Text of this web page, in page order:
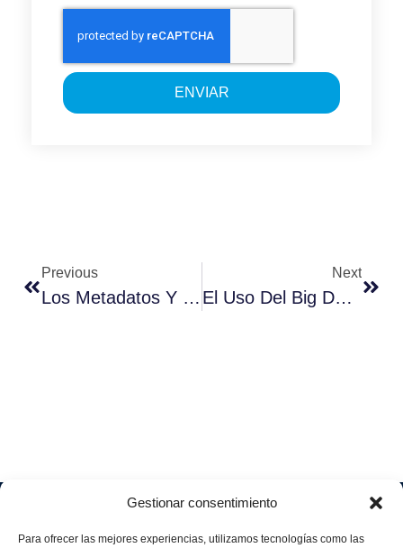
Gestionar consentimiento
Para ofrecer las mejores experiencias, utilizamos tecnologías como las
ENVIAR
Previous
Los Metadatos Y Su Influencia En La Empresa
Next
El Uso Del Big Data En La Salud
Soluciones
Industrial
Quiénes
legal